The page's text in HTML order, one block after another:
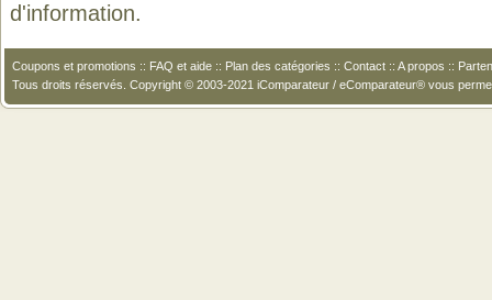
d'information.
Coupons et promotions :: FAQ et aide :: Plan des catégories :: Contact :: A propos ::
Tous droits réservés. Copyright © 2003-2021 iComparateur / eComparateur® vous